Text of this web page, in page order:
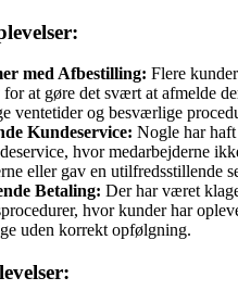
med Afbestilling: Flere
at gøre det svært at afmelde
ventetider og besværlige
Kundeservice: Nogle har
hvor medarbejderne
eller gav en utilfredsstillende
Betaling: Der har været
hvor kunder har
uden korrekt opfølgning.